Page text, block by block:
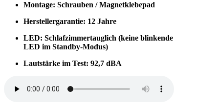
Montage: Schrauben / Magnetklebepad
Herstellergarantie: 12 Jahre
LED: Schlafzimmertauglich (keine blinkende
LED im Standby-Modus)
Lautstärke im Test: 92,7 dBA